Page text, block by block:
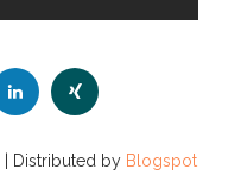
| Distributed by Blogspot